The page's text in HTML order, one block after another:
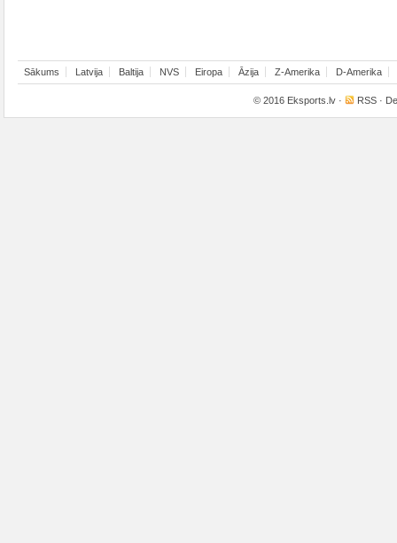
Sākums Latvija Baltija NVS Eiropa Āzija Z-Amerika D-Amerika
© 2016 Eksports.lv · RSS ·